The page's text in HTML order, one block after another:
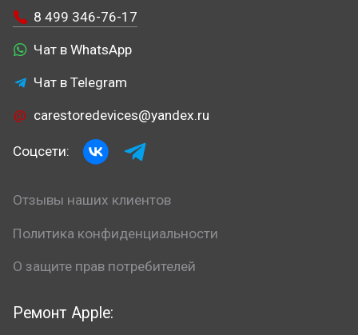
Ремонт Apple:
8 499 346-76-17
Чат в WhatsApp
Чат в Telegram
carestoredevices@yandex.ru
Соцсети:
Отзывы наших клиентов
Политика конфиденциальности
О защите прав потребителей